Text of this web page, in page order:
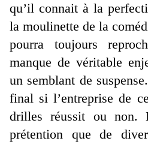
qu’il connait à la
la moulinette de la
pourra toujours
manque de véritable
un semblant de
final si l’entreprise de
drilles réussit ou non.
prétention que de